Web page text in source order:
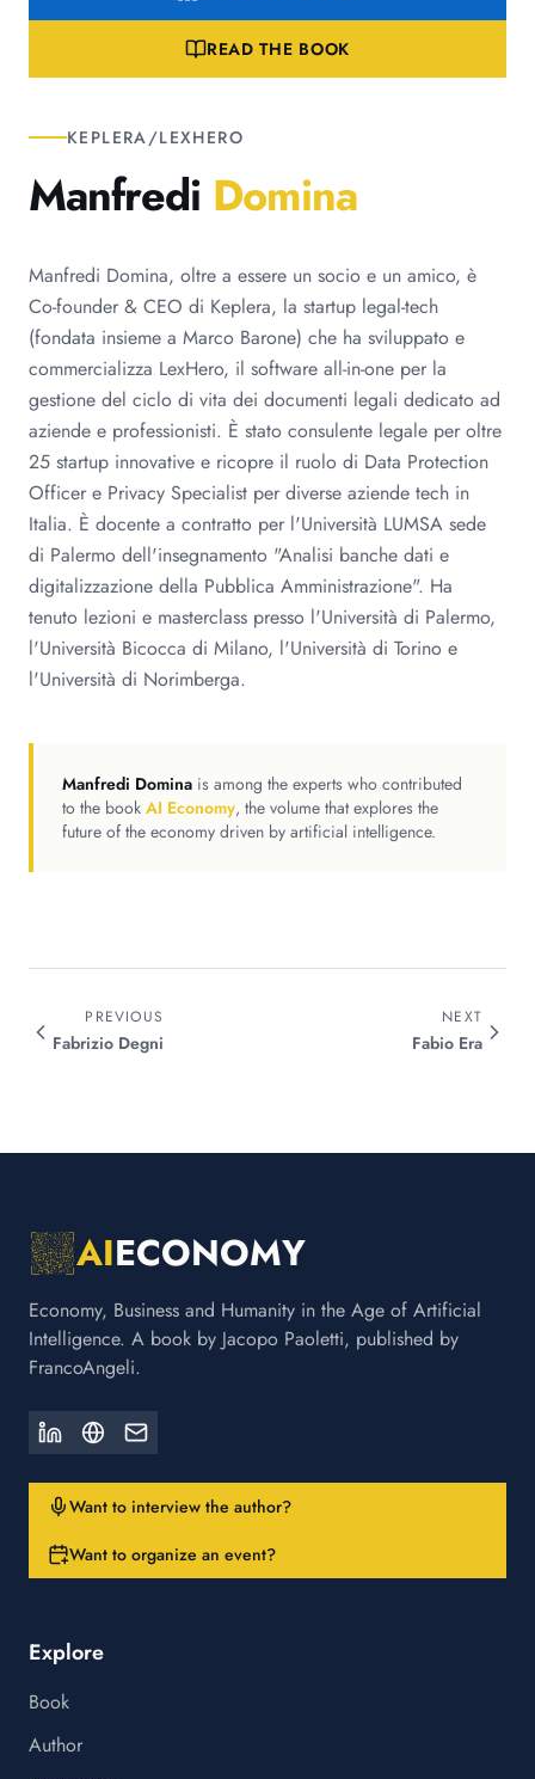
READ THE BOOK
KEPLERA/LEXHERO
Manfredi Domina
Manfredi Domina, oltre a essere un socio e un amico, è
Co-founder & CEO di Keplera, la startup legal-tech
(fondata insieme a Marco Barone) che ha sviluppato e
commercializza LexHero, il software all-in-one per la
gestione del ciclo di vita dei documenti legali dedicato ad
aziende e professionisti. È stato consulente legale per oltre
25 startup innovative e ricopre il ruolo di Data Protection
Officer e Privacy Specialist per diverse aziende tech in
Italia. È docente a contratto per l'Università LUMSA sede
di Palermo dell'insegnamento "Analisi banche dati e
digitalizzazione della Pubblica Amministrazione". Ha
tenuto lezioni e masterclass presso l'Università di Palermo,
l'Università Bicocca di Milano, l'Università di Torino e
l'Università di Norimberga.
Manfredi Domina is among the experts who contributed
to the book AI Economy, the volume that explores the
future of the economy driven by artificial intelligence.
PREVIOUS
Fabrizio Degni
NEXT
Fabio Era
AIECONOMY
Economy, Business and Humanity in the Age of Artificial
Intelligence. A book by Jacopo Paoletti, published by
FrancoAngeli.
Want to interview the author?
Want to organize an event?
Explore
Book
Author